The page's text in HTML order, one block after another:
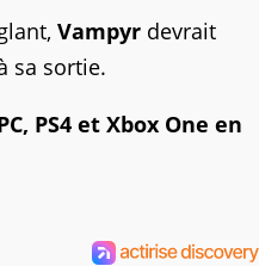
Vampyr devrait
sa sortie.
PS4 et Xbox One en